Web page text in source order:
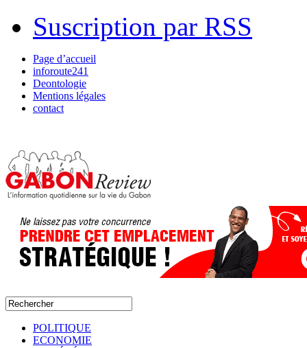
Suscription par RSS
Page d’accueil
inforoute241
Deontologie
Mentions légales
contact
POLITIQUE
ECONOMIE